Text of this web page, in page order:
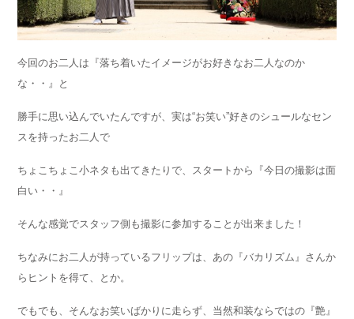
今回のお二人は『落ち着いたイメージがお好きなお二人なのか
な・・』と
勝手に思い込んでいたんですが、実は“お笑い”好きのシュールなセン
スを持ったお二人で
ちょこちょこ小ネタも出てきたりで、スタートから『今日の撮影は面
白い・・』
そんな感覚でスタッフ側も撮影に参加することが出来ました！
ちなみにお二人が持っているフリップは、あの『バカリズム』さんか
らヒントを得て、とか。
でもでも、そんなお笑いばかりに走らず、当然和装ならではの『艶』